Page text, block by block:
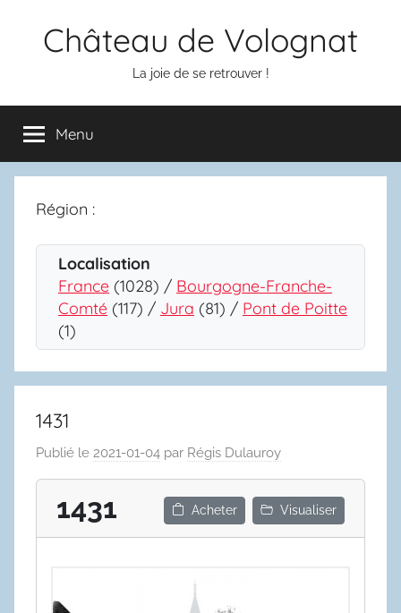
Château de Volognat
La joie de se retrouver !
Menu
Région :
Localisation
France (1028) / Bourgogne-Franche-
Comté (117) / Jura (81) / Pont de Poitte
(1)
1431
Publié le 2021-01-04 par Régis Dulauroy
1431 Acheter Visualiser